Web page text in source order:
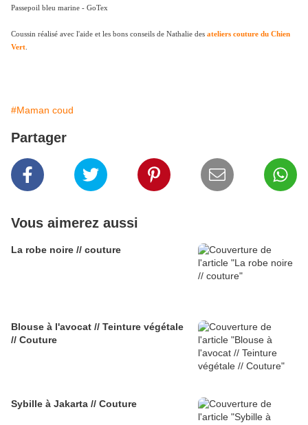
Passepoil bleu marine - GoTex
Coussin réalisé avec l'aide et les bons conseils de Nathalie des ateliers couture du Chien
Vert
#Maman coud
Partager
Vous aimerez aussi
La robe noire // couture
Blouse à l'avocat // Teinture végétale
// Couture
Sybille à Jakarta // Couture